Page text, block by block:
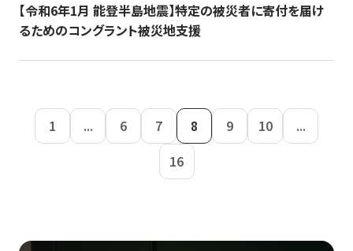
【令和6年1月 能登半島地震】特定の被災者に寄付を届け
るためのコングラント被災地支援
1 ... 6 7 8 9 10
...
16